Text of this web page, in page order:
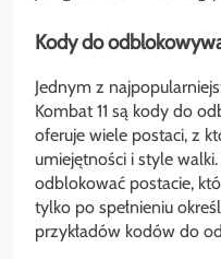
Kody do
Jednym z
Kombat 11 są kody do
oferuje wiele postaci, z
umiejętności i style
odblokować postacie,
tylko po spełnieniu
przykładów kodów do